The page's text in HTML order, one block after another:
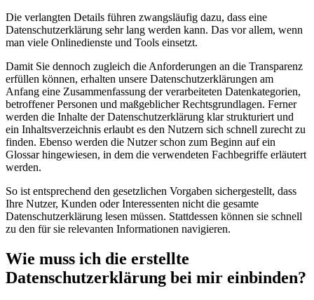
Die verlangten Details führen zwangsläufig dazu, dass eine
Datenschutzerklärung sehr lang werden kann. Das vor allem, wenn
man viele Onlinedienste und Tools einsetzt.
Damit Sie dennoch zugleich die Anforderungen an die Transparenz
erfüllen können, erhalten unsere Datenschutzerklärungen am
Anfang eine Zusammenfassung der verarbeiteten Datenkategorien,
betroffener Personen und maßgeblicher Rechtsgrundlagen. Ferner
werden die Inhalte der Datenschutzerklärung klar strukturiert und
ein Inhaltsverzeichnis erlaubt es den Nutzern sich schnell zurecht zu
finden. Ebenso werden die Nutzer schon zum Beginn auf ein
Glossar hingewiesen, in dem die verwendeten Fachbegriffe erläutert
werden.
So ist entsprechend den gesetzlichen Vorgaben sichergestellt, dass
Ihre Nutzer, Kunden oder Interessenten nicht die gesamte
Datenschutzerklärung lesen müssen. Stattdessen können sie schnell
zu den für sie relevanten Informationen navigieren.
Wie muss ich die erstellte
Datenschutzerklärung bei mir einbinden?